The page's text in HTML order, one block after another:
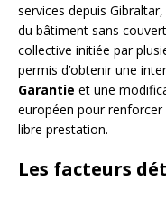
services depuis
du bâtiment sans
collective initiée par
permis d’obtenir une
Garantie et une
européen pour
libre prestation.
Les facteurs